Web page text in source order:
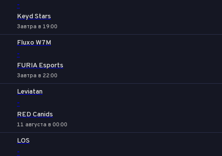
-
Keyd Stars
Завтра в 19:00
Fluxo W7M
-
FURIA Esports
Завтра в 22:00
Leviatan
-
RED Canids
11 августа в 00:00
LOS
-